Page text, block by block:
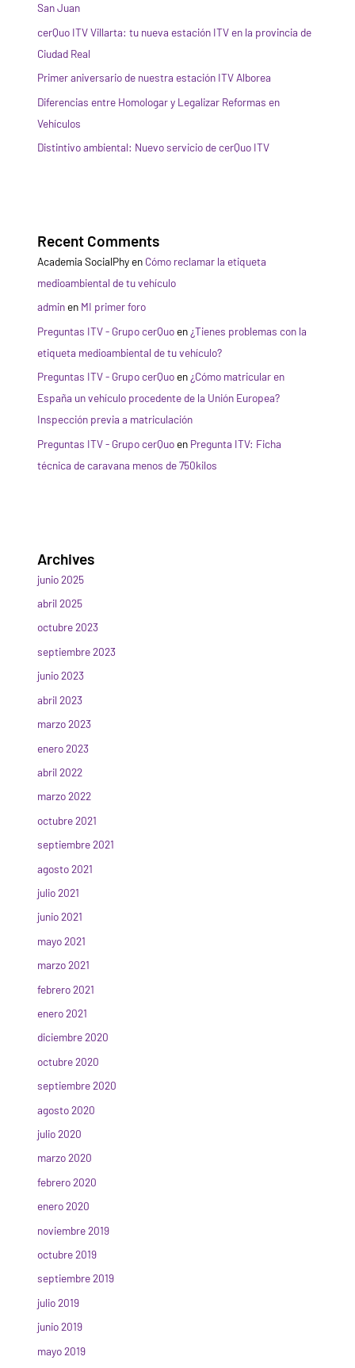
San Juan
cerQuo ITV Villarta: tu nueva estación ITV en la provincia de
Ciudad Real
Primer aniversario de nuestra estación ITV Alborea
Diferencias entre Homologar y Legalizar Reformas en
Vehículos
Distintivo ambiental: Nuevo servicio de cerQuo ITV
Recent Comments
Academia SocialPhyen Cómo reclamar la etiqueta
medioambiental de tu vehículo
adminen MI primer foro
Preguntas ITV - Grupo cerQuoen ¿Tienes problemas con la
etiqueta medioambiental de tu vehículo?
Preguntas ITV - Grupo cerQuoen ¿Cómo matricular en
España un vehículo procedente de la Unión Europea?
Inspección previa a matriculación
Preguntas ITV - Grupo cerQuoen Pregunta ITV: Ficha
técnica de caravana menos de 750kilos
Archives
junio 2025
abril 2025
octubre 2023
septiembre 2023
junio 2023
abril 2023
marzo 2023
enero 2023
abril 2022
marzo 2022
octubre 2021
septiembre 2021
agosto 2021
julio 2021
junio 2021
mayo 2021
marzo 2021
febrero 2021
enero 2021
diciembre 2020
octubre 2020
septiembre 2020
agosto 2020
julio 2020
marzo 2020
febrero 2020
enero 2020
noviembre 2019
octubre 2019
septiembre 2019
julio 2019
junio 2019
mayo 2019